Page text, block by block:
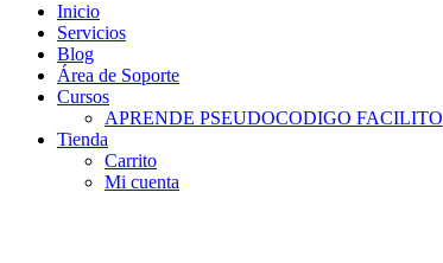
Inicio
Servicios
Blog
Área de Soporte
Cursos
APRENDE PSEUDOCODIGO FACILITO
Tienda
Carrito
Mi cuenta